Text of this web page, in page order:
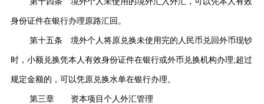
身份证件在银行办理原路汇回。
第十五条 境外个人将原兑换未使用完的人民币兑回外币现钞
时，小额兑换凭本人有效身份证件在银行或外币兑换机构办理;超过
规定金额的，可以凭原兑换水单在银行办理。
第三章 资本项目个人外汇管理